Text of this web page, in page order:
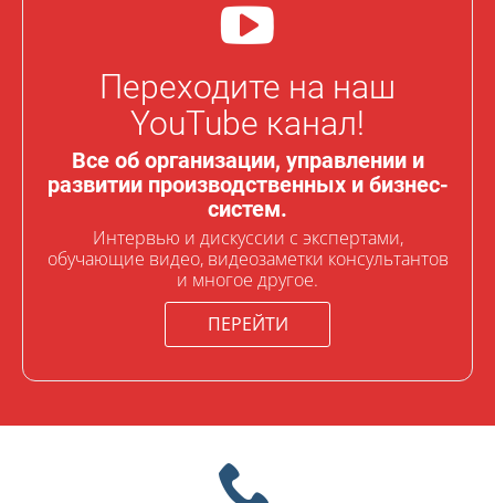
Переходите на наш
YouTube канал!
Все об организации, управлении и
развитии производственных и бизнес-
систем.
Интервью и дискуссии с экспертами,
обучающие видео, видеозаметки консультантов
и многое другое.
ПЕРЕЙТИ